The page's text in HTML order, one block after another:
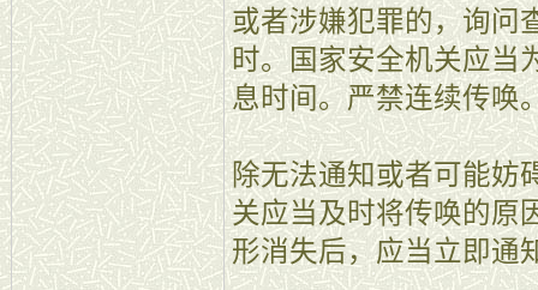
或者涉嫌犯罪的，询问
时。国家安全机关应当
息时间。严禁连续传唤
除无法通知或者可能妨
关应当及时将传唤的原
形消失后，应当立即通